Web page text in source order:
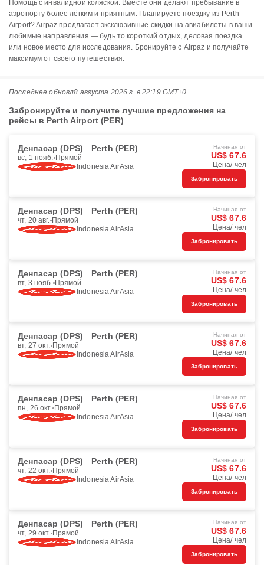
Помощь с инвалидной коляской. Вместе они делают пребывание в
аэропорту более лёгким и приятным. Планируете поездку из Perth
Airport? Airpaz предлагает эксклюзивные скидки на авиабилеты в ваши
любимые направления — будь то короткий отдых, деловая поездка
или новое место для исследования. Бронируйте с Airpaz и получайте
максимум от своего путешествия.
Последнее обновл8 августа 2026 г. в 22:19 GMT+0
Забронируйте и получите лучшие предложения на
рейсы в Perth Airport (PER)
Денпасар (DPS) Perth (PER)
вс, 1 нояб. Прямой
Indonesia AirAsia
Начиная от
US$ 67.6
Цена/ чел
Забронировать
Денпасар (DPS) Perth (PER)
чт, 20 авг. Прямой
Indonesia AirAsia
Начиная от
US$ 67.6
Цена/ чел
Забронировать
Денпасар (DPS) Perth (PER)
вт, 3 нояб. Прямой
Indonesia AirAsia
Начиная от
US$ 67.6
Цена/ чел
Забронировать
Денпасар (DPS) Perth (PER)
вт, 27 окт. Прямой
Indonesia AirAsia
Начиная от
US$ 67.6
Цена/ чел
Забронировать
Денпасар (DPS) Perth (PER)
пн, 26 окт. Прямой
Indonesia AirAsia
Начиная от
US$ 67.6
Цена/ чел
Забронировать
Денпасар (DPS) Perth (PER)
чт, 22 окт. Прямой
Indonesia AirAsia
Начиная от
US$ 67.6
Цена/ чел
Забронировать
Денпасар (DPS) Perth (PER)
чт, 29 окт. Прямой
Indonesia AirAsia
Начиная от
US$ 67.6
Цена/ чел
Забронировать